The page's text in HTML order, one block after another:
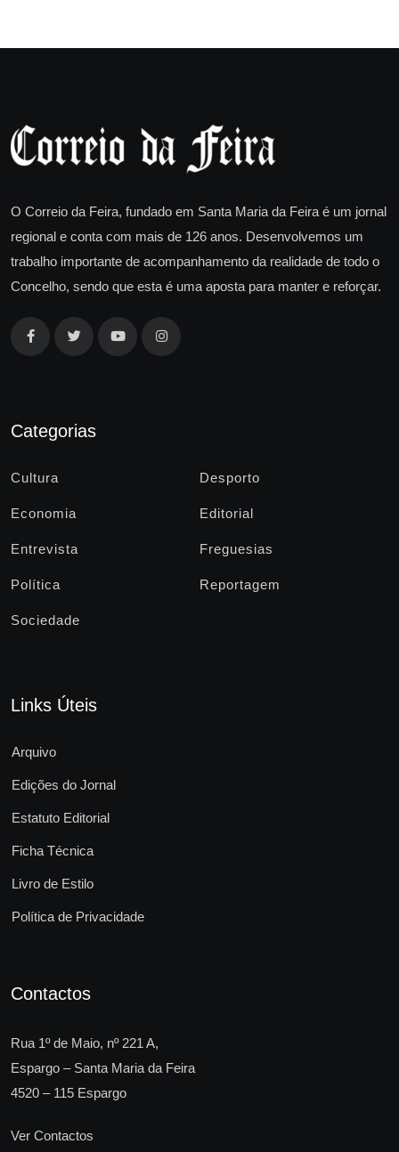
O Correio da Feira, fundado em Santa Maria da Feira é um jornal
regional e conta com mais de 126 anos. Desenvolvemos um
trabalho importante de acompanhamento da realidade de todo o
Concelho, sendo que esta é uma aposta para manter e reforçar.
Categorias
Cultura Desporto
Economia Editorial
Entrevista Freguesias
Política Reportagem
Sociedade
Links Úteis
Arquivo
Edições do Jornal
Estatuto Editorial
Ficha Técnica
Livro de Estilo
Política de Privacidade
Contactos
Rua 1º de Maio, nº 221 A,
Espargo – Santa Maria da Feira
4520 – 115 Espargo
Ver Contactos